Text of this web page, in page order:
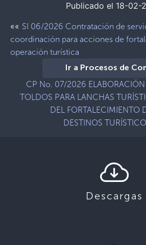
Publicado el 18-02-
«« SI 06/2026 Contratación de
coordinación para acciones de
operación turística
Ir a Procesos de
CP No. 07/2026 ELABORACIÓN
TOLDOS PARA LANCHAS
DEL FORTALECIMIENTO
DESTINOS
Descargas